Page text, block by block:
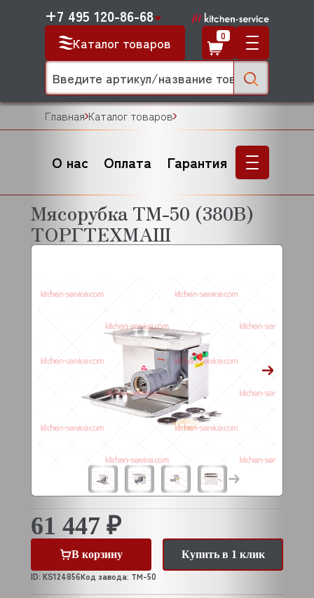
Каталог товаров
+7 495 120-86-68
0
Главная Каталог товаров
О нас Оплата Гарантия
Мясорубка ТМ-50 (380В)
ТОРГТЕХМАШ
61 447 ₽
В корзину
Купить в 1 клик
ID: KS124856Код завода: ТМ-50